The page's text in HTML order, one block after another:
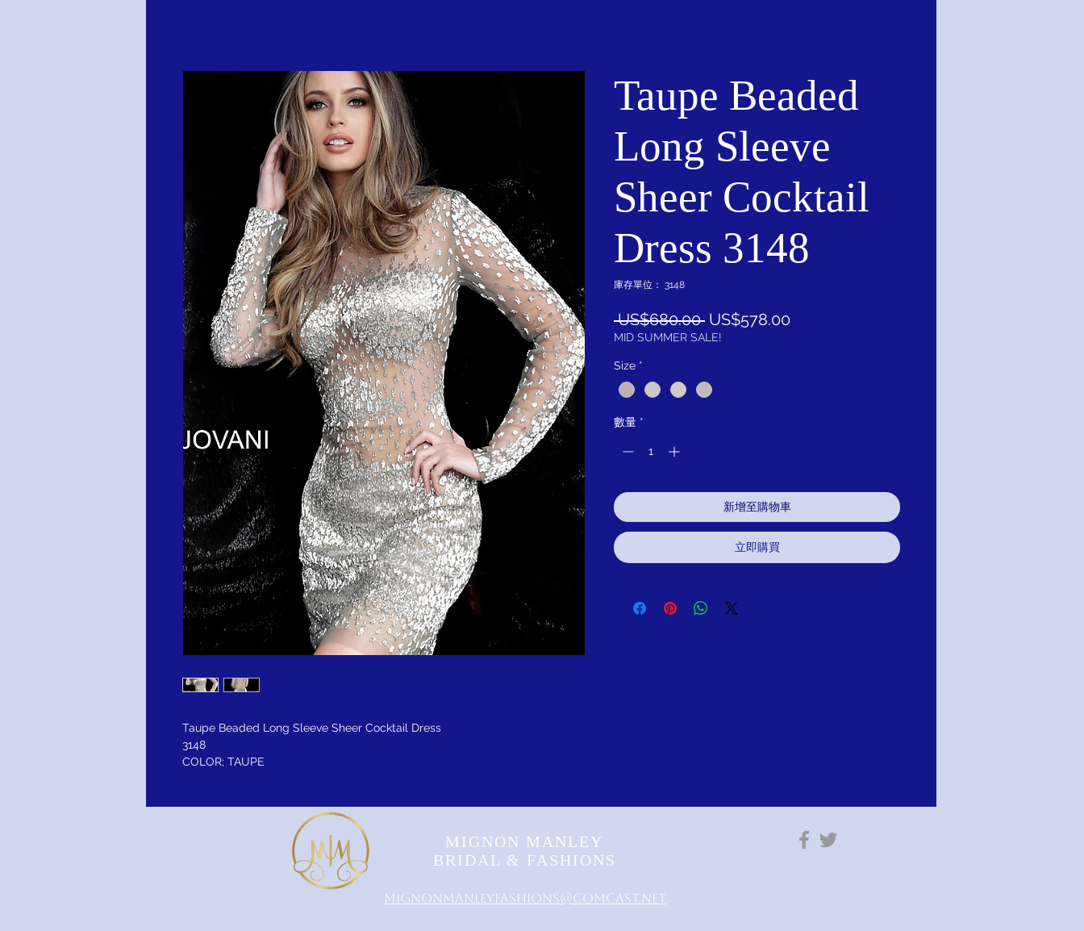
Taupe Beaded Long Sleeve Sheer Cocktail Dress
3148
COLOR; TAUPE
Taupe Beaded
Long Sleeve
Sheer Cocktail
Dress 3148
庫存單位： 3148
US$680.00 一
般
格
US$578.00
MID SUMMER SALE!
Size *
數量 *
新增至購物車
立即購買
MIGNON MANLEY
BRIDAL & FASHIONS
MignonManleyFashions@comcast.net